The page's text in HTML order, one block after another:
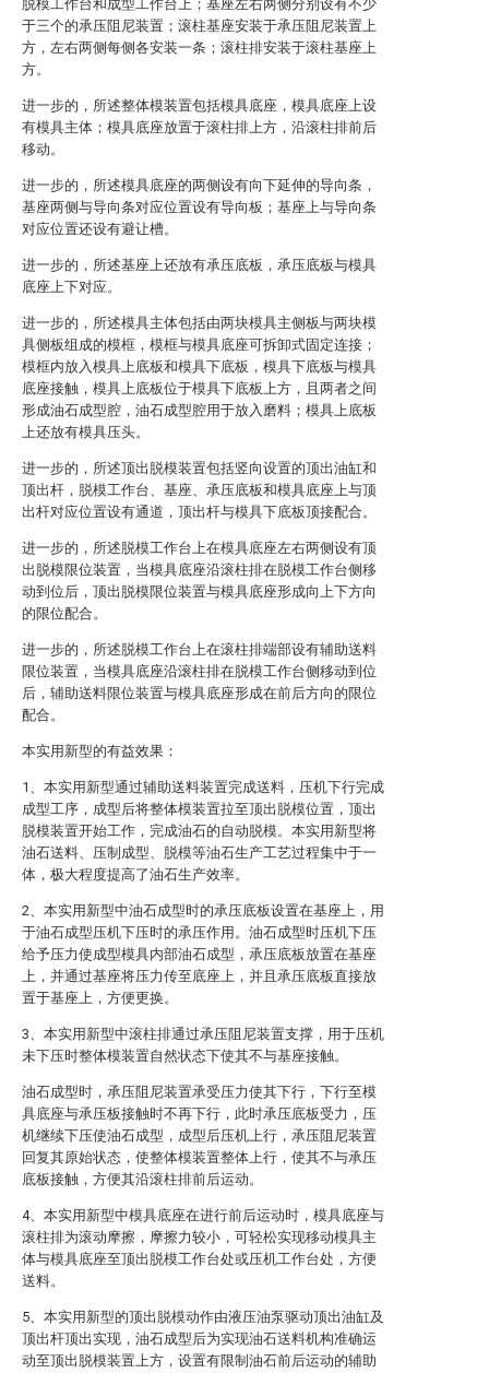
脱模工作台和成型工作台上；基座左右两侧分别设有不少
于三个的承压阻尼装置；滚柱基座安装于承压阻尼装置上
方，左右两侧每侧各安装一条；滚柱排安装于滚柱基座上
方。
进一步的，所述整体模装置包括模具底座，模具底座上设
有模具主体；模具底座放置于滚柱排上方，沿滚柱排前后
移动。
进一步的，所述模具底座的两侧设有向下延伸的导向条，
基座两侧与导向条对应位置设有导向板；基座上与导向条
对应位置还设有避让槽。
进一步的，所述基座上还放有承压底板，承压底板与模具
底座上下对应。
进一步的，所述模具主体包括由两块模具主侧板与两块模
具侧板组成的模框，模框与模具底座可拆卸式固定连接；
模框内放入模具上底板和模具下底板，模具下底板与模具
底座接触，模具上底板位于模具下底板上方，且两者之间
形成油石成型腔，油石成型腔用于放入磨料；模具上底板
上还放有模具压头。
进一步的，所述顶出脱模装置包括竖向设置的顶出油缸和
顶出杆，脱模工作台、基座、承压底板和模具底座上与顶
出杆对应位置设有通道，顶出杆与模具下底板顶接配合。
进一步的，所述脱模工作台上在模具底座左右两侧设有顶
出脱模限位装置，当模具底座沿滚柱排在脱模工作台侧移
动到位后，顶出脱模限位装置与模具底座形成向上下方向
的限位配合。
进一步的，所述脱模工作台上在滚柱排端部设有辅助送料
限位装置，当模具底座沿滚柱排在脱模工作台侧移动到位
后，辅助送料限位装置与模具底座形成在前后方向的限位
配合。
本实用新型的有益效果：
1、本实用新型通过辅助送料装置完成送料，压机下行完成
成型工序，成型后将整体模装置拉至顶出脱模位置，顶出
脱模装置开始工作，完成油石的自动脱模。本实用新型将
油石送料、压制成型、脱模等油石生产工艺过程集中于一
体，极大程度提高了油石生产效率。
2、本实用新型中油石成型时的承压底板设置在基座上，用
于油石成型压机下压时的承压作用。油石成型时压机下压
给予压力使成型模具内部油石成型，承压底板放置在基座
上，并通过基座将压力传至底座上，并且承压底板直接放
置于基座上，方便更换。
3、本实用新型中滚柱排通过承压阻尼装置支撑，用于压机
未下压时整体模装置自然状态下使其不与基座接触。
油石成型时，承压阻尼装置承受压力使其下行，下行至模
具底座与承压板接触时不再下行，此时承压底板受力，压
机继续下压使油石成型，成型后压机上行，承压阻尼装置
回复其原始状态，使整体模装置整体上行，使其不与承压
底板接触，方便其沿滚柱排前后运动。
4、本实用新型中模具底座在进行前后运动时，模具底座与
滚柱排为滚动摩擦，摩擦力较小，可轻松实现移动模具主
体与模具底座至顶出脱模工作台处或压机工作台处，方便
送料。
5、本实用新型的顶出脱模动作由液压油泵驱动顶出油缸及
顶出杆顶出实现，油石成型后为实现油石送料机构准确运
动至顶出脱模装置上方，设置有限制油石前后运动的辅助